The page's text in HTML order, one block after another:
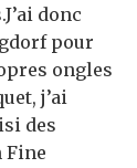
donc
pour
ongles
j’ai
des
Fine